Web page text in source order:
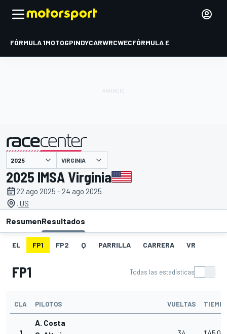
FÓRMULA 1MOTOGPINDYCARWRCWECFÓRMULA E
presentado por VIRGINIA
2025 IMSA Virginia
22 ago 2025 - 24 ago 2025
, US
ResumenResultados
EL FP1 FP2 Q PARRILLA CARRERA VR
FP1 Todas las estadísticas
CLA PILOTOS VUELTAS TIEMPO
A. Costa